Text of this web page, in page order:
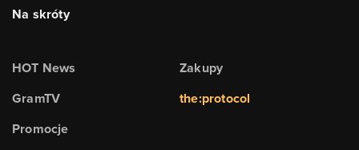
Na skróty
HOT News
GramTV
Promocje
Zakupy
the:protocol